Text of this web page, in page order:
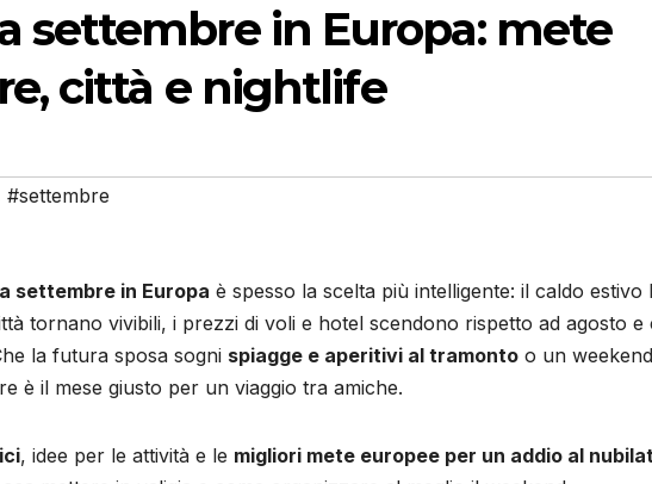
settembre in Europa: mete
città e nightlife
#settembre
settembre in Europa è spesso la scelta più intelligente: il caldo estivo
tornano vivibili, i prezzi di voli e hotel scendono rispetto ad agosto e
la futura sposa sogni spiagge e aperitivi al tramonto o un
è il mese giusto per un viaggio tra amiche.
, idee per le attività e le migliori mete europee per un addio al